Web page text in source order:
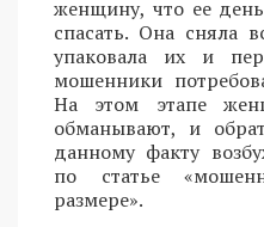
женщину, что ее
спасать. Она сняла
упаковала их и
мошенники
На этом этапе
обманывают, и
данному факту
по статье
размере».